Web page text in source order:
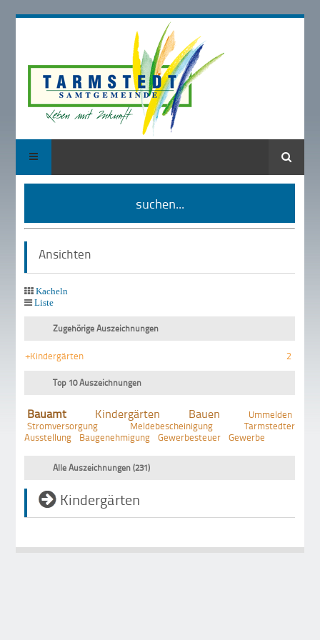
Suche
suchen...
Ansichten
Kacheln
Liste
Zugehörige Auszeichnungen
+Kindergärten 2
Top 10 Auszeichnungen
Bauamt Kindergärten Bauen
Ummelden
Stromversorgung
Meldebescheinigung
Tarmstedter
Ausstellung
Baugenehmigung Gewerbesteuer Gewerbe
Alle Auszeichnungen (231)
Kindergärten